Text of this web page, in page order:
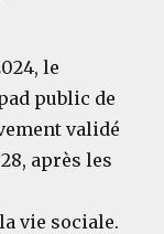
le
public de
validé
après les
vie sociale.